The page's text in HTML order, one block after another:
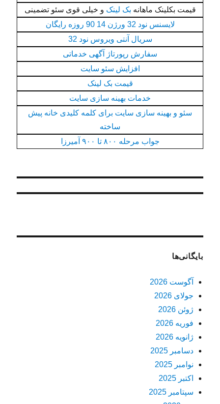
قیمت بکلینک ماهانه بک لینک و خیلی قوی سئو تضمینی
لایسنس نود 32 ورژن 14 90 روزه رایگان
سریال آنتی ویروس نود 32
سفارش رپورتاژ آگهی خدماتی
افزایش سئو سایت
قیمت بک لینک
خدمات بهینه سازی سایت
سئو و بهینه سازی سایت برای کلمه کلیدی خانه پیش
ساخته
جواب مرحله ۸۰۰ تا ۹۰۰ آمیرزا
بایگانی‌ها
آگوست 2026
جولای 2026
ژوئن 2026
فوریه 2026
ژانویه 2026
دسامبر 2025
نوامبر 2025
اکتبر 2025
سپتامبر 2025